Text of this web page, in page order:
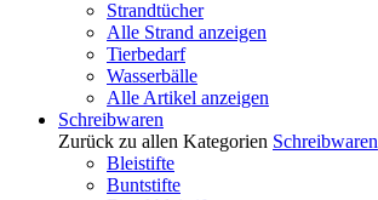
Strandtücher
Alle Strand anzeigen
Tierbedarf
Wasserbälle
Alle Artikel anzeigen
Schreibwaren
Zurück zu allen Kategorien Schreibwaren
Bleistifte
Buntstifte